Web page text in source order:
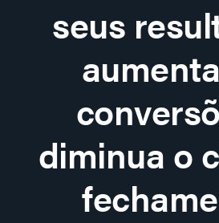
seus
diminua o